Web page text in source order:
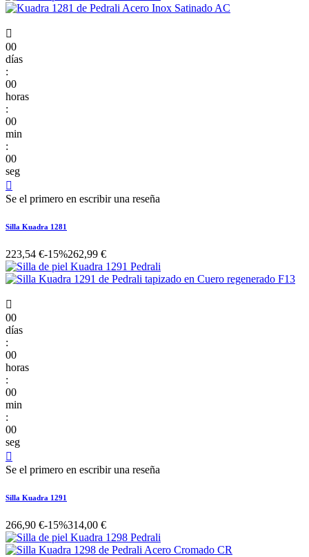

00
días
:
00
horas
:
00
min
:
00
seg

Se el primero en escribir una reseña
Silla Kuadra 1281
223,54 €-15%262,99 €

00
días
:
00
horas
:
00
min
:
00
seg

Se el primero en escribir una reseña
Silla Kuadra 1291
266,90 €-15%314,00 €